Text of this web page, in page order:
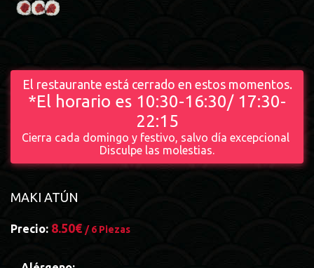
El restaurante está cerrado en estos momentos.
*El horario es 10:30-16:30/ 17:30-
22:15
Cierra cada domingo y festivo, salvo día excepcional
Disculpe las molestias.
MAKI ATÚN
Precio: 8.50€ / 6 Piezas